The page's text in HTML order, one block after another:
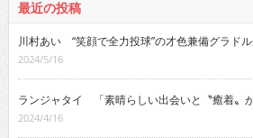
最近の投稿
川村あい “笑顔で全力投球”の才色兼備グラド
2024/5/16
ランジャタイ 「素晴らしい出会いと〝癒着〟
2024/4/16